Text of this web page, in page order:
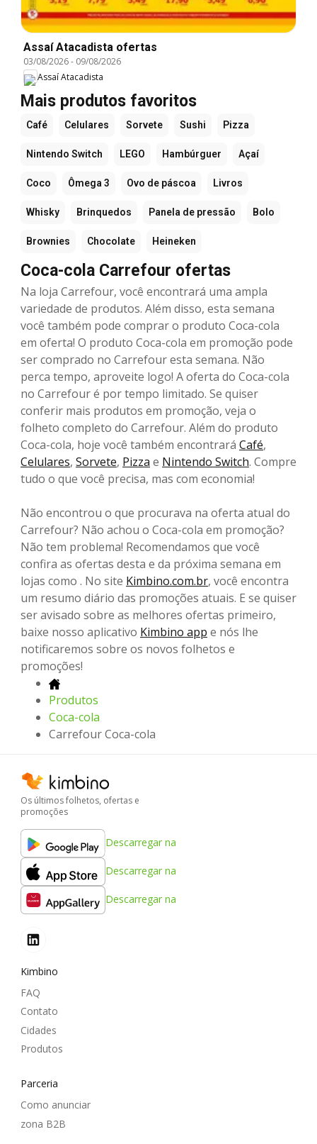
Assaí Atacadista ofertas
03/08/2026- 09/08/2026
Assaí Atacadista
Mais produtos favoritos
Café Celulares Sorvete Sushi Pizza
Nintendo Switch LEGO Hambúrguer Açaí
Coco Ômega 3 Ovo de páscoa Livros
Whisky Brinquedos Panela de pressão Bolo
Brownies Chocolate Heineken
Coca-cola Carrefour ofertas
Na loja Carrefour, você encontrará uma ampla
variedade de produtos. Além disso, esta semana
você também pode comprar o produto Coca-cola
em oferta! O produto Coca-cola em promoção pode
ser comprado no Carrefour esta semana. Não
perca tempo, aproveite logo! A oferta do Coca-cola
no Carrefour é por tempo limitado. Se quiser
conferir mais produtos em promoção, veja o
folheto completo do Carrefour. Além do produto
Coca-cola, hoje você também encontrará Café,
Celulares, Sorvete, Pizza e Nintendo Switch. Compre
tudo o que você precisa, mas com economia!
Não encontrou o que procurava na oferta atual do
Carrefour? Não achou o Coca-cola em promoção?
Não tem problema! Recomendamos que você
confira as ofertas desta e da próxima semana em
lojas como . No site Kimbino.com.br, você encontra
um resumo diário das promoções atuais. E se quiser
ser avisado sobre as melhores ofertas primeiro,
baixe nosso aplicativo Kimbino app e nós lhe
notificaremos sobre os novos folhetos e
promoções!
Produtos
Coca-cola
Carrefour Coca-cola
Os últimos folhetos, ofertas e
promoções
Descarregar na
Descarregar na
Descarregar na
Kimbino
FAQ
Contato
Cidades
Produtos
Parceria
Como anunciar
zona B2B